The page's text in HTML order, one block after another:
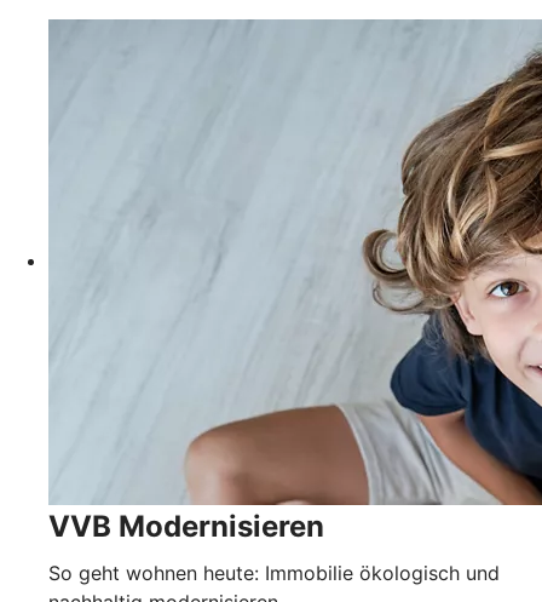
VVB Modernisieren
So geht wohnen heute: Immobilie ökologisch und